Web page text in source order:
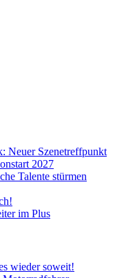
Neuer Szenetreffpunkt
2027
Talente stürmen
im Plus
wieder soweit!